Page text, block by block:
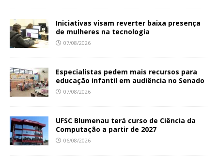
Iniciativas visam reverter baixa presença
de mulheres na tecnologia
07/08/2026
Especialistas pedem mais recursos para
educação infantil em audiência no Senado
07/08/2026
UFSC Blumenau terá curso de Ciência da
Computação a partir de 2027
06/08/2026